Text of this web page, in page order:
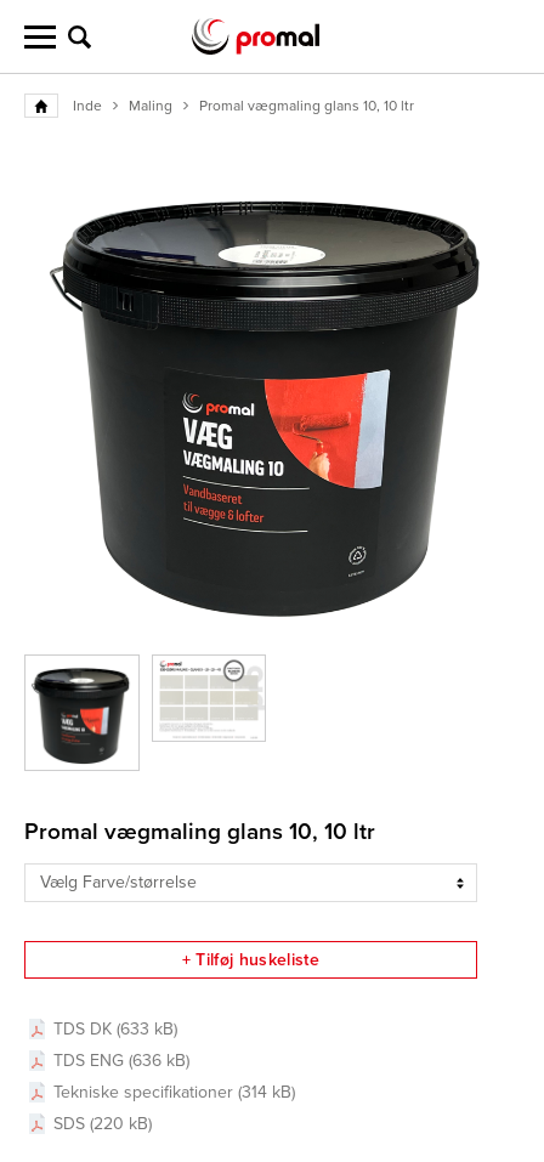
Inde Maling Promal vægmaling glans 10, 10 ltr
Promal vægmaling glans 10, 10 ltr
+ Tilføj huskeliste
TDS DK (633 kB)
TDS ENG (636 kB)
Tekniske specifikationer (314 kB)
SDS (220 kB)